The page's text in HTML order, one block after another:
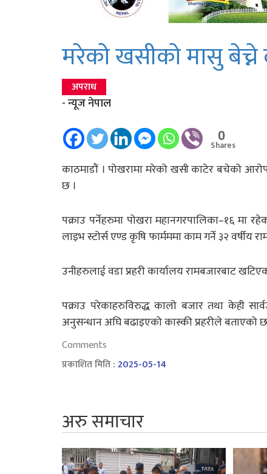
मरेको खसीको मासु बेच्ने
अपराध
- न्यूज नेपाल
0
Shares
काठमाडौं । पोखरामा मरेको खसी काटेर बचेको
छ ।
पक्राउ पर्नेहरुमा पोखरा महानगरपालिका–१६ मा
लाइभ स्टोर्स एण्ड कृषि फार्मममा काम गर्ने ३२ वर्षीय
उनीहरुलाई वडा प्रहरी कार्यालय रामबजारबाट
पक्राउ परेकाहरुविरुद्ध कालो बजार तथा केही
अनुसन्धान अघि बढाइएको कास्की प्रहरीले बताएको
Comments
प्रकाशित मिति :2025-05-14
अरु समाचार